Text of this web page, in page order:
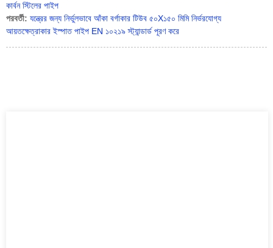
কার্বন স্টিলের পাইপ
পরবর্তী: যন্ত্রের জন্য নির্ভুলভাবে আঁকা বর্গাকার টিউব ৫০X১৫০ মিমি নির্ভরযোগ্য
আয়তক্ষেত্রাকার ইস্পাত পাইপ EN ১০২১৯ স্ট্যান্ডার্ড পূরণ করে